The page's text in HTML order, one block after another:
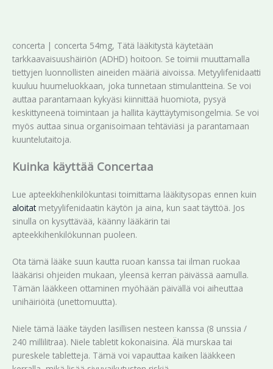
concerta | concerta 54mg, Tätä lääkitystä käytetään
tarkkaavaisuushäiriön (ADHD) hoitoon. Se toimii muuttamalla
tiettyjen luonnollisten aineiden määriä aivoissa. Metyylifenidaatti
kuuluu huumeluokkaan, joka tunnetaan stimulantteina. Se voi
auttaa parantamaan kykyäsi kiinnittää huomiota, pysyä
keskittyneenä toimintaan ja hallita käyttäytymisongelmia. Se voi
myös auttaa sinua organisoimaan tehtäviäsi ja parantamaan
kuuntelutaitoja.
Kuinka käyttää Concertaa
Lue apteekkihenkilökuntasi toimittama lääkitysopas ennen kuin
aloitatmetyylifenidaatin käytön ja aina, kun saat täyttöä. Jos
sinulla on kysyttävää, käänny lääkärin tai
apteekkihenkilökunnan puoleen.
Ota tämä lääke suun kautta ruoan kanssa tai ilman ruokaa
lääkärisi ohjeiden mukaan, yleensä kerran päivässä aamulla.
Tämän lääkkeen ottaminen myöhään päivällä voi aiheuttaa
unihäiriöitä (unettomuutta).
Niele tämä lääke täyden lasillisen nesteen kanssa (8 unssia /
240 millilitraa). Niele tabletit kokonaisina. Älä murskaa tai
pureskele tabletteja. Tämä voi vapauttaa kaiken lääkkeen